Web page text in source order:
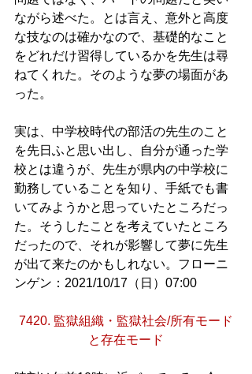
ながら述べた。とは言え、意外と高度
な技なのは確かなので、基礎的なこと
をどれだけ習得しているかを先生は尋
ねてくれた。そのような夢の場面があ
った。
実は、中学校時代の部活の先生のこと
を先日ふと思い出し、自分が通った学
校とは違うが、先生が県内の中学校に
勤務していることを知り、手紙でも書
いてみようかと思っていたところだっ
た。そうしたことを考えていたところ
だったので、それが影響して夢に先生
が出て来たのかもしれない。フローニ
ンゲン：2021/10/17（日）07:00
7420. 監獄組織・監獄社会/所有モード
と存在モード